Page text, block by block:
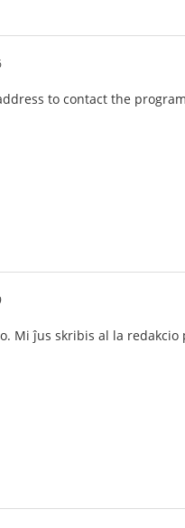
to contact the
Mi ĵus skribis al la